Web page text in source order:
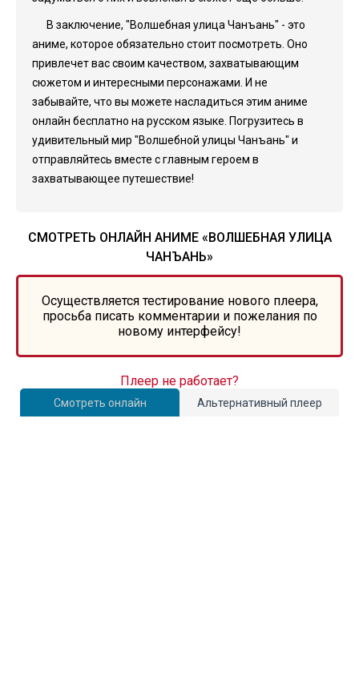
В заключение, "Волшебная улица Чанъань" - это
аниме, которое обязательно стоит посмотреть. Оно
привлечет вас своим качеством, захватывающим
сюжетом и интересными персонажами. И не
забывайте, что вы можете насладиться этим аниме
онлайн бесплатно на русском языке. Погрузитесь в
удивительный мир "Волшебной улицы Чанъань" и
отправляйтесь вместе с главным героем в
захватывающее путешествие!
СМОТРЕТЬ ОНЛАЙН АНИМЕ «ВОЛШЕБНАЯ УЛИЦА
ЧАНЪАНЬ»
Осуществляется тестирование нового плеера,
просьба писать комментарии и пожелания по
новому интерфейсу!
Смотреть онлайн Альтернативный плеер
Плеер не работает?